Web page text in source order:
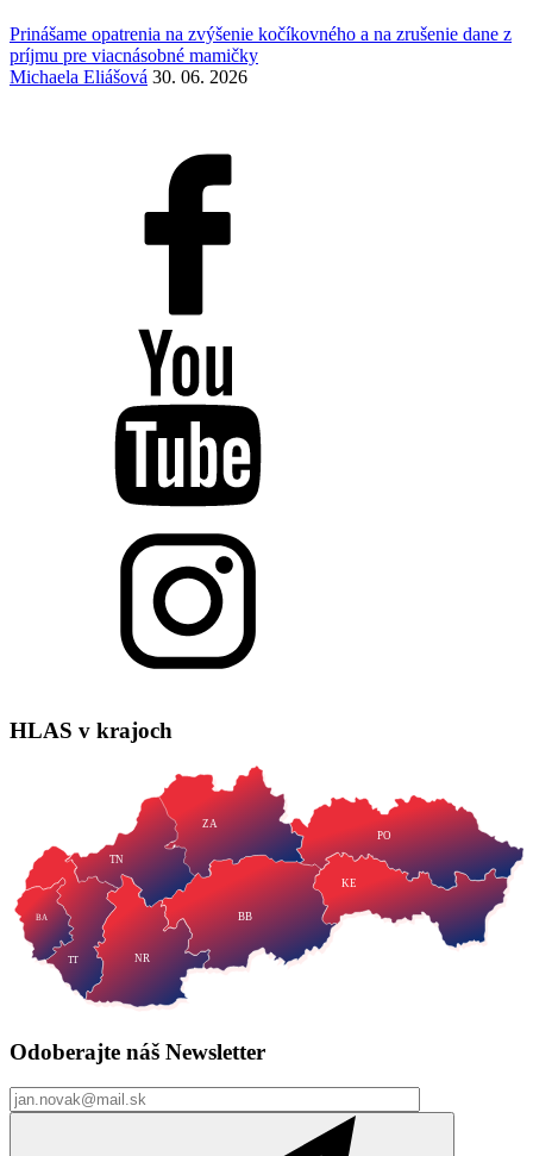
Prinášame opatrenia na zvýšenie kočíkovného a na zrušenie dane z
príjmu pre viacnásobné mamičky
Michaela Eliášová 30. 06. 2026
HLAS v krajoch
TT NR
TN
ZA
BB
PO
KE
BA
Odoberajte náš Newsletter